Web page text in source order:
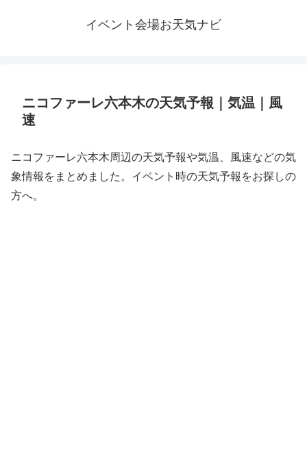
イベント会場お天気ナビ
ニコファーレ六本木の天気予報｜気温｜風
速
ニコファーレ六本木周辺の天気予報や気温、風速などの気
象情報をまとめました。イベント時の天気予報をお探しの
方へ。